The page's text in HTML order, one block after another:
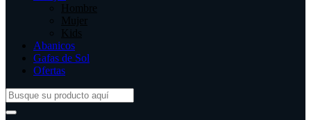
Hombre
Mujer
Kids
Abanicos
Gafas de Sol
Ofertas